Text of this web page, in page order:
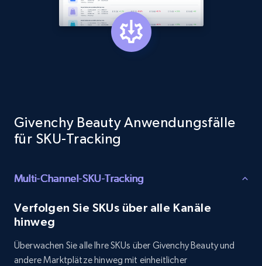
Target - Gather data on products using
specified keywords
URL, Product id, Title, Product description,
Rating, Reviews count, Initial price, Discount,
Rating, Reviews count, Initial price, Discount,
1.3K+
Givenchy Beauty Anwendungsfälle
für SKU-Tracking
Multi-Channel-SKU-Tracking
Verfolgen Sie SKUs über alle Kanäle
hinweg
Überwachen Sie alle Ihre SKUs über Givenchy Beauty und
andere Marktplätze hinweg mit einheitlicher